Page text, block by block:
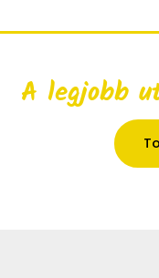
A legjobb